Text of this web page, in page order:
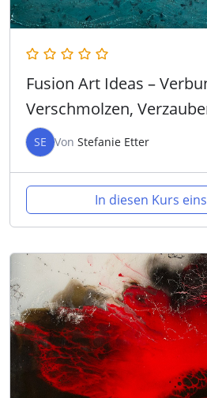
Fusion Art Ideas –
Verschmolzen,
SE Von Stefanie Etter
In diesen Kurs